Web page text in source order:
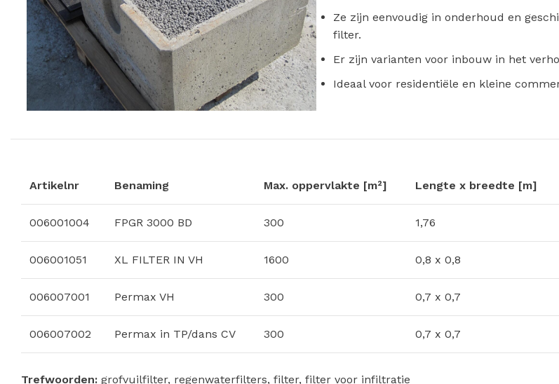
Ze zijn eenvoudig in onderhoud en
filter.
Er zijn varianten voor inbouw in het
Ideaal voor residentiële en kleine
Artikelnr Benaming Max. oppervlakte [m²] Lengte x breedte [m]
006001004 FPGR 3000 BD 300 1,76
006001051 XL FILTER IN VH 1600 0,8 x 0,8
006007001 Permax VH 300 0,7 x 0,7
006007002 Permax in TP/dans CV 300 0,7 x 0,7
Trefwoorden: grofvuilfilter, regenwaterfilters, filter, filter voor infiltratie